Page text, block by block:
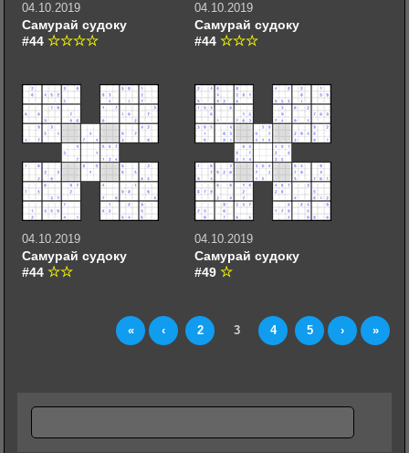
04.10.2019
Самурай судоку
#44
04.10.2019
Самурай судоку
#44
04.10.2019
Самурай судоку
#44
04.10.2019
Самурай судоку
#49
« ‹ 2 3 4 5 › »